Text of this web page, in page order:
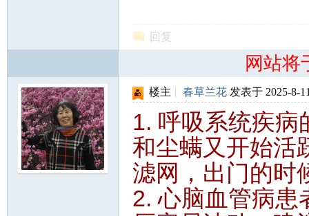
回复
网站将
楼主 | 春草兰花 发表于 2025-8-
1. 呼吸系统疾病
和尘螨又开始活
滤网，出门的时
2. 心脑血管病患